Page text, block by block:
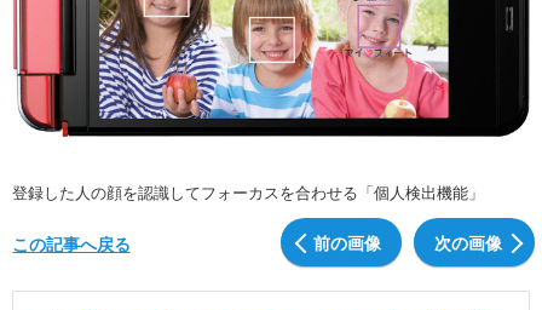
登録した人の顔を認識してフォーカスを合わせる「個人検出機能」
前の画像 次の画像
この記事へ戻る